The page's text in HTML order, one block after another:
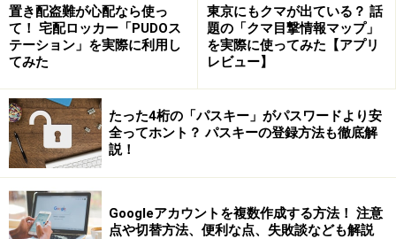
取得するエリアも半径10～100kmの範囲で細かく設定が
可能です。
都道府県や期間、そしてエリア半径まで自由に設定で
き、地元だけでなく、移動先や気になる地域のクマ情報
が手軽に検索できる点がとても便利だと感じました。
目撃情報が投稿された場合には、設定したエリアのユー
ザーに通知が届き、目撃されたおおよその時間や場所を
置き配盗難が心配なら使っ
て！ 宅配ロッカー「PUDOス
テーション」を実際に利用し
てみた
東京にもクマが出ている？ 話
題の「クマ目撃情報マップ」
を実際に使ってみた【アプリ
レビュー】
たった4桁の「パスキー」がパスワードより安
全ってホント？ パスキーの登録方法も徹底解
説！
Googleアカウントを複数作成する方法！ 注意
点や切替方法、便利な点、失敗談なども解説